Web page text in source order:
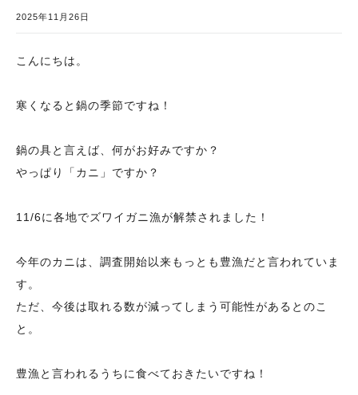
2025年11月26日
こんにちは。
寒くなると鍋の季節ですね！
鍋の具と言えば、何がお好みですか？
やっぱり「カニ」ですか？
11/6に各地でズワイガニ漁が解禁されました！
今年のカニは、調査開始以来もっとも豊漁だと言われていま
す。
ただ、今後は取れる数が減ってしまう可能性があるとのこ
と。
豊漁と言われるうちに食べておきたいですね！